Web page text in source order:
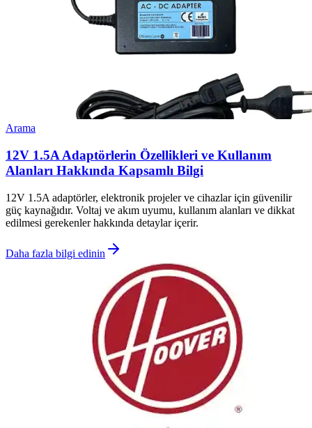
Arama
12V 1.5A Adaptörlerin Özellikleri ve Kullanım
Alanları Hakkında Kapsamlı Bilgi
12V 1.5A adaptörler, elektronik projeler ve cihazlar için güvenilir
güç kaynağıdır. Voltaj ve akım uyumu, kullanım alanları ve dikkat
edilmesi gerekenler hakkında detaylar içerir.
Daha fazla bilgi edinin